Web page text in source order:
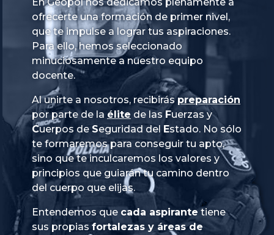
ofrecerte una formación de primer nivel,
que te impulse a lograr tus aspiraciones.
Para ello, hemos seleccionado
minuciosamente a nuestro equipo
docente.
Al unirte a nosotros, recibiráspreparación
por parte de la élite de las Fuerzas y
Cuerpos de Seguridad del Estado. No sólo
te formaremos para conseguir tu apto,
sino que te inculcaremos los valores y
principios que guiarán tu camino dentro
del cuerpo que elijas.
Entendemos que cada aspirante tiene
sus propias fortalezas y áreas de